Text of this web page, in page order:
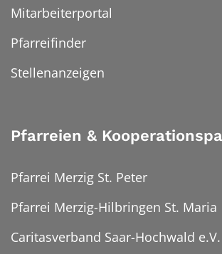
Mitarbeiterportal
Pfarreifinder
Stellenanzeigen
Pfarreien &
Pfarrei Merzig St. Peter
Pfarrei Merzig-Hilbringen St. Maria
Caritasverband Saar-Hochwald e.V.